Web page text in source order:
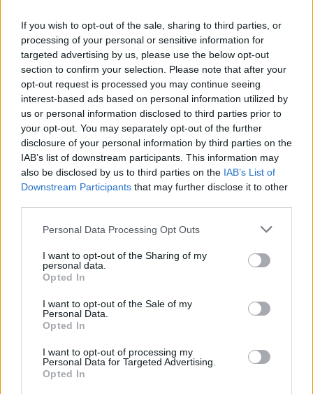
If you wish to opt-out of the sale, sharing to third parties, or
processing of your personal or sensitive information for
targeted advertising by us, please use the below opt-out
section to confirm your selection. Please note that after your
opt-out request is processed you may continue seeing
interest-based ads based on personal information utilized by
us or personal information disclosed to third parties prior to
your opt-out. You may separately opt-out of the further
disclosure of your personal information by third parties on the
IAB’s list of downstream participants. This information may
also be disclosed by us to third parties on the IAB’s List of
Downstream Participants that may further disclose it to other
Personal Data Processing Opt Outs
I want to opt-out of the Sharing of my
personal data.
Opted In
I want to opt-out of the Sale of my
Personal Data.
Opted In
I want to opt-out of processing my
Personal Data for Targeted Advertising.
Opted In